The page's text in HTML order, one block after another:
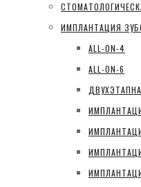
ИМПЛАНТАЦИЯ
ALL-ON-4
ALL-ON-6